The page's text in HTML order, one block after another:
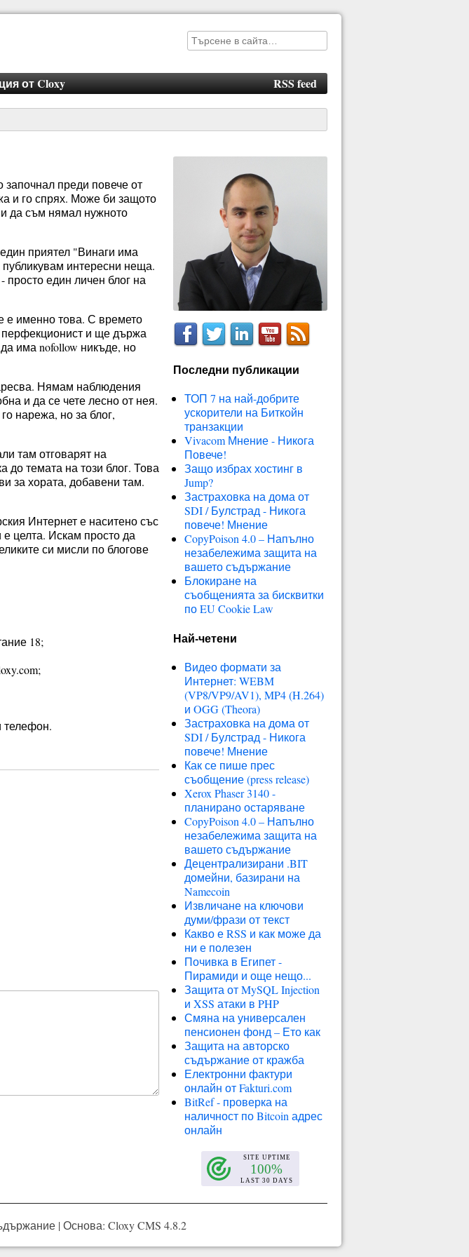
от Cloxy RSS feed
започнал преди повече от
и го спрях. Може би защото
и да съм нямал нужното
приятел "Винаги има
интересни неща.
един личен блог на
е именно това. С времето
и ще държа
има nofollow никъде, но
Нямам наблюдения
и да се чете лесно от нея.
нарежа, но за блог,
там отговарят на
до темата на този блог. Това
за хората, добавени там.
Интернет е наситено със
целта. Искам просто да
си мисли по блогове
18;
телефон.
Последни публикации
ТОП 7 на най-добрите
ускорители на Биткойн
транзакции
Vivacom Мнение - Никога
Повече!
Защо избрах хостинг в
Jump?
Застраховка на дома от
SDI / Булстрад - Никога
повече! Мнение
CopyPoison 4.0 – Напълно
незабележима защита на
вашето съдържание
Блокиране на
съобщенията за бисквитки
по EU Cookie Law
Най-четени
Видео формати за
Интернет: WEBM
(VP8/VP9/AV1), MP4 (H.264)
и OGG (Theora)
Застраховка на дома от
SDI / Булстрад - Никога
повече! Мнение
Как се пише прес
съобщение (press release)
Xerox Phaser 3140 -
планирано остаряване
CopyPoison 4.0 – Напълно
незабележима защита на
вашето съдържание
Децентрализирани .BIT
домейни, базирани на
Namecoin
Извличане на ключови
думи/фрази от текст
Какво е RSS и как може да
ни е полезен
Почивка в Египет -
Пирамиди и още нещо...
Защита от MySQL Injection
и XSS атаки в PHP
Смяна на универсален
пенсионен фонд – Ето как
Защита на авторско
съдържание от кражба
Електронни фактури
онлайн от Fakturi.com
BitRef - проверка на
наличност по Bitcoin адрес
онлайн
| Основа: Cloxy CMS 4.8.2